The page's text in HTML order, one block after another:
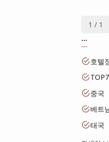
1 / 1
...
호텔
TOP7
중국
베트
태국